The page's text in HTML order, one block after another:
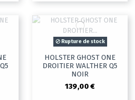
Rupture de stock
HOLSTER GHOST ONE
DROITIER WALTHER Q5
NOIR
139,00 €